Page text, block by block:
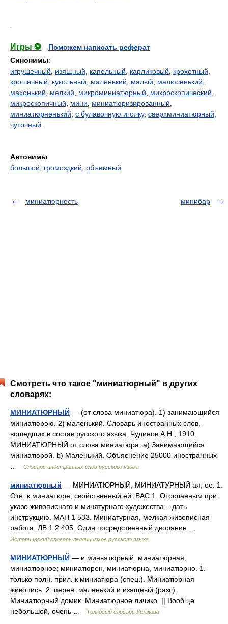
Игры ⚽
Поможем написать реферат
Синонимы:
игрушечный
изящный капельный карликовый крохотный
крошечный
кукольный маленький малый малюсенький
махонький
мелкий микроминиатюрный микроскопический
микроскопичный
мини миниатюризированный
миниатюрненький с булавочную иголку, сверхминиатюрный
чуточный
Антонимы:
большой
громоздкий объемный
миниатюрность минибар
Смотреть что такое "миниатюрный" в других
словарях:
МИНИАТЮРНЫЙ — (от слова миниатюра). 1) занимающийся
миниатюрою. 2) маленький. Словарь иностранных слов,
вошедших в состав русского языка. Чудинов А.Н., 1910.
МИНИАТЮРНЫЙ от слова миниатюра. а) Занимающийся
миниатюрой. b) Маленький. Объяснение 25000 иностранных
Словарь иностранных слов русского языка
миниатюрный — МИНИАТЮРНЫЙ, МИНИАТУРНЫЙ ая, ое. 1.
Отн. к миниатюре, свойственный ей. БАС 1. Отосланным при
указе живописнаго и минятурнаго художества .. дать
инструкцию. МАН 1 533. Миниатурная, мелкая живописная
работа. ЛВ 1 2 405. Один посредственный дворянин …
Исторический словарь галлицизмов русского языка
МИНИАТЮРНЫЙ — и миньятюрный, миниатюрная,
миниатюрное; миниатюрен, миниатюрна, миниатюрно. 1.
только полн. прил. к миниатюра (спец.). Миниатюрная
живопись. 2. перен. маленький и изящный (разг.).
Миниатюрный домик. Миниатюрное личико. || Вообще
небольшой, очень …
Толковый словарь Ушакова